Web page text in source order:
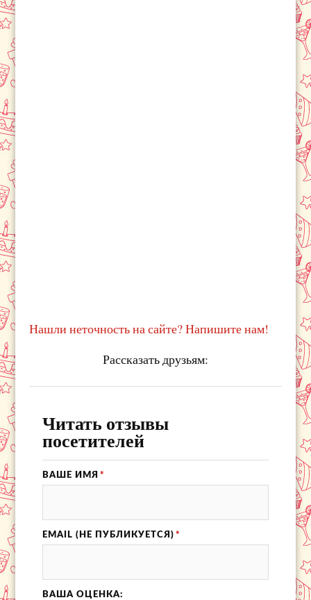
Нашли неточность на сайте? Напишите нам!
Рассказать друзьям:
Читать отзывы
посетителей
ВАШЕ ИМЯ *
EMAIL (НЕ ПУБЛИКУЕТСЯ) *
ВАША ОЦЕНКА: